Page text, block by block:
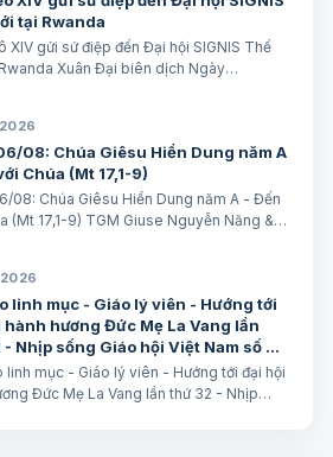
tại Rwanda
XIV gửi sứ điệp đến Đại hội SIGNIS Thế
Xuân Đại biên dịch Ngày
kêu gọi những người làm truyền thông
08: Chúa Giêsu Hiển Dung năm A
Chúa (Mt 17,1-9)
08: Chúa Giêsu Hiển Dung năm A - Đến
(Mt 17,1-9) TGM Giuse Nguyễn Năng &
Trích sách Tiên tri…
linh mục - Giáo lý viên - Hướng tới
hành hương Đức Mẹ La Vang lần
Nhịp sống Giáo hội Việt Nam số 85
- 03/8/2026)
linh mục - Giáo lý viên - Hướng tới đại hội
Đức Mẹ La Vang lần thứ 32 - Nhịp